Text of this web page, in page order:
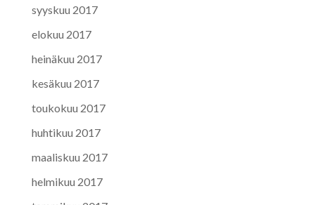
syyskuu 2017
elokuu 2017
heinäkuu 2017
kesäkuu 2017
toukokuu 2017
huhtikuu 2017
maaliskuu 2017
helmikuu 2017